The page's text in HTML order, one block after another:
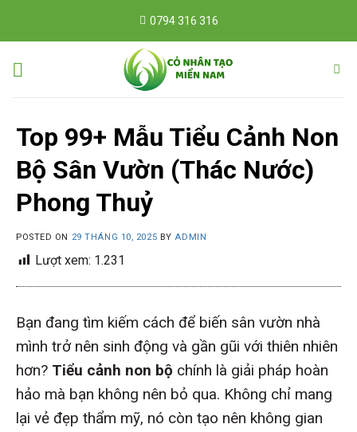
0794 316 316
Top 99+ Mẫu Tiểu Cảnh Non
Bộ Sân Vườn (Thác Nước)
Phong Thuỷ
POSTED ON 29 THÁNG 10, 2025 BYADMIN
Lượt xem: 1.231
Bạn đang tìm kiếm cách để biến sân vườn nhà
mình trở nên sinh động và gần gũi với thiên nhiên
hơn? Tiểu cảnh non bộ chính là giải pháp hoàn
hảo mà bạn không nên bỏ qua. Không chỉ mang
lại vẻ đẹp thẩm mỹ, nó còn tạo nên không gian